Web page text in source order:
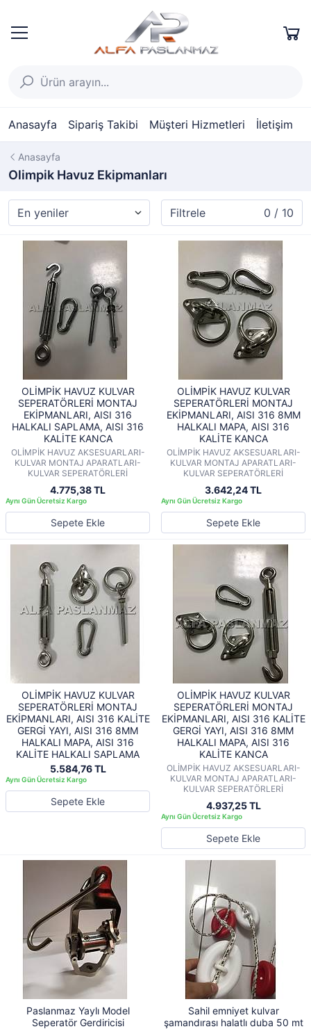
Anasayfa Sipariş Takibi Müşteri Hizmetleri İletişim
Anasayfa
Olimpik Havuz Ekipmanları
Filtrele 0 / 10
OLİMPİK HAVUZ KULVAR
SEPERATÖRLERİ MONTAJ
EKİPMANLARI, AISI 316
HALKALI SAPLAMA, AISI 316
KALİTE KANCA
OLİMPİK HAVUZ AKSESUARLARI-
KULVAR MONTAJ APARATLARI-
KULVAR SEPERATÖRLERİ
4.775,38 TL
Sepete Ekle
OLİMPİK HAVUZ KULVAR
SEPERATÖRLERİ MONTAJ
EKİPMANLARI, AISI 316 8MM
HALKALI MAPA, AISI 316
KALİTE KANCA
OLİMPİK HAVUZ AKSESUARLARI-
KULVAR MONTAJ APARATLARI-
KULVAR SEPERATÖRLERİ
3.642,24 TL
Sepete Ekle
OLİMPİK HAVUZ KULVAR
SEPERATÖRLERİ MONTAJ
EKİPMANLARI, AISI 316 KALİTE
GERGİ YAYI, AISI 316 8MM
HALKALI MAPA, AISI 316
KALİTE HALKALI SAPLAMA
5.584,76 TL
Sepete Ekle
OLİMPİK HAVUZ KULVAR
SEPERATÖRLERİ MONTAJ
EKİPMANLARI, AISI 316 KALİTE
GERGİ YAYI, AISI 316 8MM
HALKALI MAPA, AISI 316
KALİTE KANCA
OLİMPİK HAVUZ AKSESUARLARI-
KULVAR MONTAJ APARATLARI-
KULVAR SEPERATÖRLERİ
4.937,25 TL
Sepete Ekle
Paslanmaz Yaylı Model
Seperatör Gerdiricisi
Sahil emniyet kulvar
şamandırası halatlı duba 50 mt